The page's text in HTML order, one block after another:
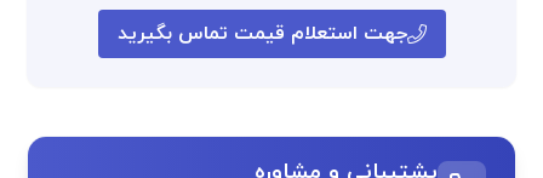
جهت استعلام قیمت تماس بگیرید